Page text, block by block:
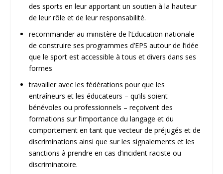
des sports en leur apportant un soutien à la hauteur
de leur rôle et de leur responsabilité.
recommander au ministère de l’Education nationale
de construire ses programmes d’EPS autour de l’idée
que le sport est accessible à tous et divers dans ses
formes
travailler avec les fédérations pour que les
entraîneurs et les éducateurs – qu’ils soient
bénévoles ou professionnels – reçoivent des
formations sur l’importance du langage et du
comportement en tant que vecteur de préjugés et de
discriminations ainsi que sur les signalements et les
sanctions à prendre en cas d’incident raciste ou
discriminatoire.